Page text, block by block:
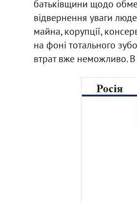
батьківщини щодо
відвернення уваги
майна, корупції,
на фоні тотального
втрат вже неможливо. В